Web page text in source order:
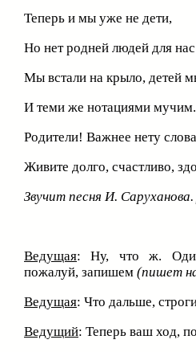
Теперь и мы уже не дети,
Но нет родней людей для нас
Мы встали на крыло, детей
И теми же нотациями мучим.
Родители! Важнее нету
Живите долго, счастливо,
Звучит песня И.
Ведущая: Ну, что ж.
пожалуй, запишем (пишет
Ведущая: Что дальше,
Ведущий: Теперь ваш ход,